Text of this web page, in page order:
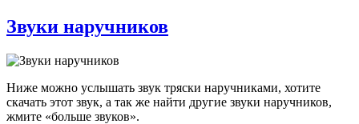
Звуки наручников
Ниже можно услышать звук тряски наручниками, хотите
скачать этот звук, а так же найти другие звуки наручников,
жмите «больше звуков».